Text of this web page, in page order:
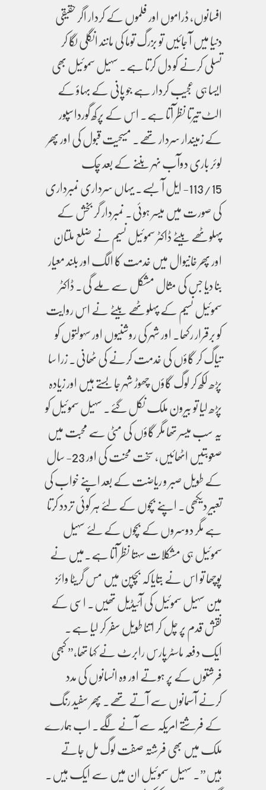
افسانوں، ڈراموں اور فلموں کے کردار اگر حقیقی
دنیا میں آ جائیں تو بزرگ توما کی مانند انگلی لگا کر
تسلی کرنے کو دل کرتا ہے۔ سہیل سموئیل بھی
ایسا ہی عجیب کردار ہے جو پانی کے بہاؤ کے
الٹ تیرتا نظر آتا ہے۔ اس کے پرکھ گورداسپور
کے زمیندار سردار تھے۔ مسیحیت قبول کی اور پھر
لوئر باری دوآب نہر بننے کے بعد چک
113/15- ایل آ بسے۔ یہاں سرداری نمبرداری
کی صورت میں میسر ہوئی۔ نمبردار گر بخش کے
پہلوٹھے بیٹے ڈاکٹر سموئیل نسیم نے ضلع ملتان
اور پھر خانیوال میں خدمت کا الگ اور بلند معیار
بنا دیا جس کی مثال مشکل سے ملے گی۔ ڈاکٹر
سموئیل نسیم کے پہلوٹھے بیٹے نے اس روایت
کو برقرار رکھا۔ اور شہر کی روشنیوں اور سہولتوں کو
تیاگ کر گاؤں کی خدمت کرنے کی ٹھانی۔ زرا سا
پڑھ لکھ کر لوگ گاؤں چھوڑ شہر جا بستے ہیں اور زیادہ
پڑھ لیا تو بیرون ملک نکل گئے۔ سہیل سموئیل کو
یہ سب میسر تھا مگر گاؤں کی مٹی سے محبت میں
صعوبتیں اٹھائیں، سخت محنت کی اور 23- سال
کے طویل صبر و ریاضت کے بعد اپنے خواب کی
تعبیر دیکھی۔ اپنے بچوں کے لئے ہر کوئی تردد کرتا
ہے مگر دوسروں کے بچوں کے لئے سہیل
سموئیل ہی مشکلات سہتا نظر آتا ہے۔میں نے
پوچھا تو اس نے بتایا کہ بچپن میں مس گریٹا وائز
مین سہیل سموئیل کی آئیڈیل تھیں۔ اسی کے
نقش قدم پر چل کر اتنا طویل سفر کر لیا ہے۔
ایک دفعہ ماسٹر پارس رابرٹ نے کہا تھا،” کبھی
فرشتوں کے پر ہوتے اور وہ انسانوں کی مدد
کرنے آسمانوں سے آتے تھے۔ پھر سفید رنگ
کے فرشتے امریکہ سے آنے لگے۔ اب ہمارے
ملک میں بھی فرشتہ صفت لوگ مل جاتے
ہیں”۔ سہیل سموئیل ان میں سے ایک ہیں۔